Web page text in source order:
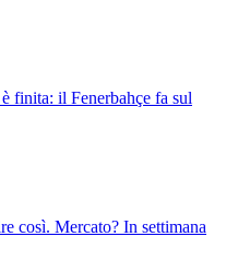
finita: il Fenerbahçe fa sul
così. Mercato? In settimana